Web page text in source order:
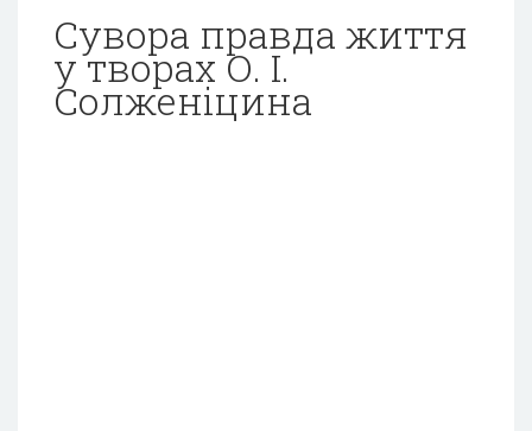
Сувора правда життя
у творах О. І.
Солженіцина